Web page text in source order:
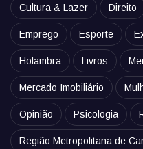
Cultura & Lazer Direito
Emprego Esporte
Holambra Livros
Mercado Imobiliário
Opinião Psicologia
Região Metropolitana de